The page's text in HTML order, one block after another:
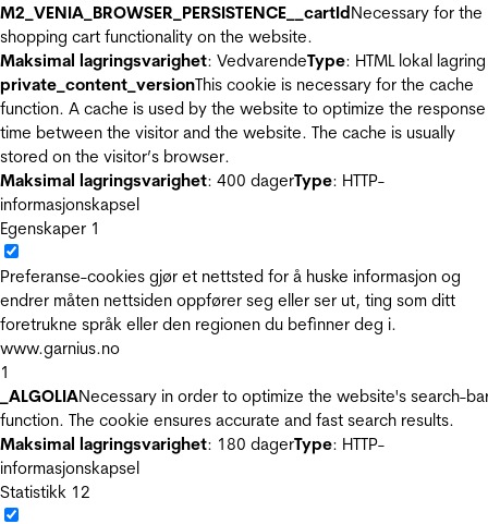
M2_VENIA_BROWSER_PERSISTENCE__cartIdNecessary for the
shopping cart functionality on the website.
Maksimal lagringsvarighet: VedvarendeType: HTML lokal lagring
private_content_versionThis cookie is necessary for the cache
function. A cache is used by the website to optimize the response
time between the visitor and the website. The cache is usually
stored on the visitor’s browser.
Maksimal lagringsvarighet: 400 dagerType: HTTP-
informasjonskapsel
Egenskaper 1
Preferanse-cookies gjør et nettsted for å huske informasjon og
endrer måten nettsiden oppfører seg eller ser ut, ting som ditt
foretrukne språk eller den regionen du befinner deg i.
www.garnius.no
1
_ALGOLIANecessary in order to optimize the website's search-
function. The cookie ensures accurate and fast search results.
Maksimal lagringsvarighet: 180 dagerType: HTTP-
informasjonskapsel
Statistikk 12